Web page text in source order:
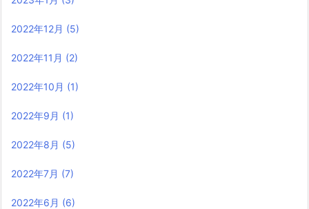
2022年12月 (5)
2022年11月 (2)
2022年10月 (1)
2022年9月 (1)
2022年8月 (5)
2022年7月 (7)
2022年6月 (6)